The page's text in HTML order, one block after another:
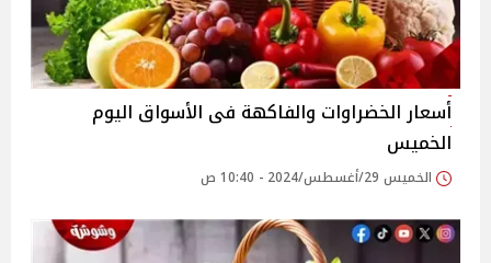
أسعار الخضراوات والفاكهة فى الأسواق‎‎ اليوم
الخميس
الخميس 29/أغسطس/2024 - 10:40 ص